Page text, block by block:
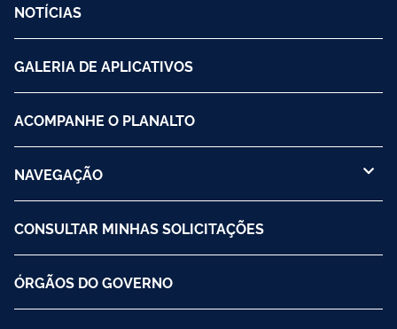
NOTÍCIAS
GALERIA DE APLICATIVOS
ACOMPANHE O PLANALTO
NAVEGAÇÃO
CONSULTAR MINHAS SOLICITAÇÕES
ÓRGÃOS DO GOVERNO